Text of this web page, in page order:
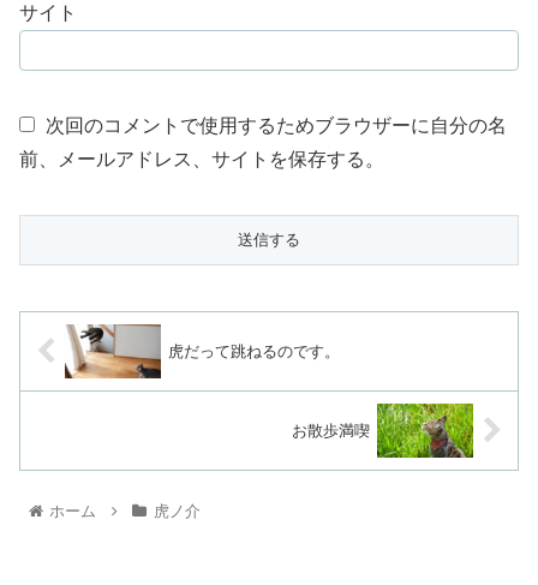
サイト
次回のコメントで使用するためブラウザーに自分の名
前、メールアドレス、サイトを保存する。
虎だって跳ねるのです。
お散歩満喫
ホーム 虎ノ介